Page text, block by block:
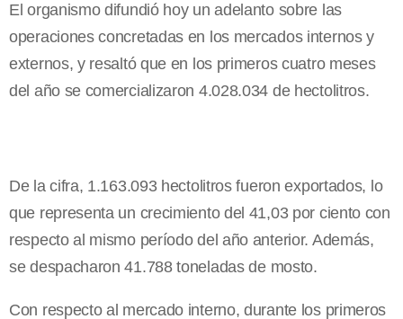
El organismo difundió hoy un adelanto sobre las
operaciones concretadas en los mercados internos y
externos, y resaltó que en los primeros cuatro meses
del año se comercializaron 4.028.034 de hectolitros.
De la cifra, 1.163.093 hectolitros fueron exportados, lo
que representa un crecimiento del 41,03 por ciento con
respecto al mismo período del año anterior. Además,
se despacharon 41.788 toneladas de mosto.
Con respecto al mercado interno, durante los primeros